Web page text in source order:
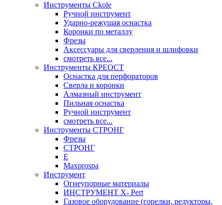
Инструменты Ckole
Ручной инструмент
Ударно‑режущая оснастка
Коронки по металлу
Фрезы
Аксессуары для сверления и шлифовки
смотреть все...
Инструменты КРЕОСТ
Оснастка для перфораторов
Сверла и коронки
Алмазный инструмент
Пильная оснастка
Ручной инструмент
смотреть все...
Инструменты СТРОНГ
Фрезы
СТРОНГ
Е
Maxprospa
Инструмент
Огнеупорные материалы
ИНСТРУМЕНТ X- Pert
Газовое оборудование (горелки, редукторы,